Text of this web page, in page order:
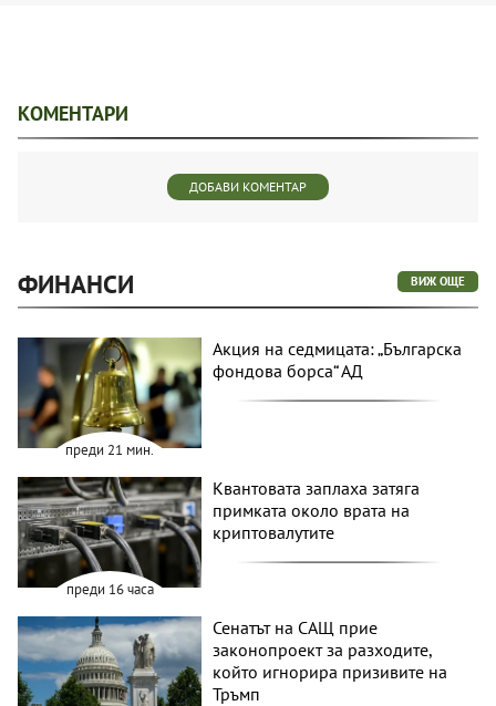
КОМЕНТАРИ
ДОБАВИ КОМЕНТАР
ФИНАНСИ ВИЖ ОЩЕ
преди 21 мин.
Акция на седмицата: „Българска
фондова борса“ АД
преди 16 часа
Квантовата заплаха затяга
примката около врата на
криптовалутите
Сенатът на САЩ прие
законопроект за разходите,
който игнорира призивите на
Тръмп